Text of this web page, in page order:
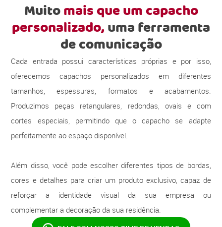
Muitomais que um capacho
personalizado,uma ferramenta
de comunicação
Cada entrada possui características próprias e por isso,
oferecemos capachos personalizados em diferentes
tamanhos, espessuras, formatos e acabamentos.
Produzimos peças retangulares, redondas, ovais e com
cortes especiais, permitindo que o capacho se adapte
perfeitamente ao espaço disponível.
Além disso, você pode escolher diferentes tipos de bordas,
cores e detalhes para criar um produto exclusivo, capaz de
reforçar a identidade visual da sua empresa ou
complementar a decoração da sua residência.